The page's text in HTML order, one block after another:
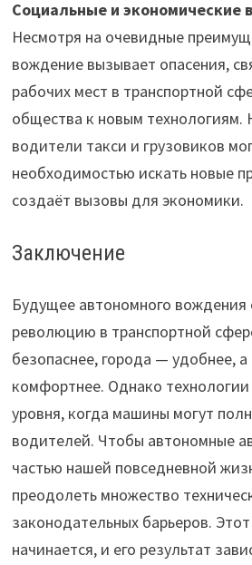
Социальные и экономические
Несмотря на очевидные
вождение вызывает опасения,
рабочих мест в транспортной
общества к новым технологиям.
водители такси и грузовиков
необходимостью искать новые
создаёт вызовы для экономики.
Заключение
Будущее автономного
революцию в транспортной
безопаснее, города — удобнее,
комфортнее. Однако
уровня, когда машины могут
водителей. Чтобы автономные
частью нашей повседневной
преодолеть множество
законодательных барьеров.
начинается, и его результат